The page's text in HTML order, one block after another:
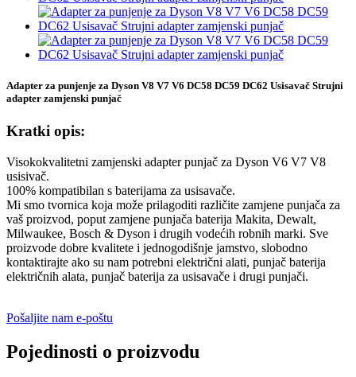
Adapter za punjenje za Dyson V8 V7 V6 DC58 DC59 DC62 Usisavač Strujni
adapter zamjenski punjač
Kratki opis:
Visokokvalitetni zamjenski adapter punjač za Dyson V6 V7 V8
usisivač.
100% kompatibilan s baterijama za usisavače.
Mi smo tvornica koja može prilagoditi različite zamjene punjača za
vaš proizvod, poput zamjene punjača baterija Makita, Dewalt,
Milwaukee, Bosch & Dyson i drugih vodećih robnih marki. Sve
proizvode dobre kvalitete i jednogodišnje jamstvo, slobodno
kontaktirajte ako su nam potrebni električni alati, punjač baterija
električnih alata, punjač baterija za usisavače i drugi punjači.
Pošaljite nam e-poštu
Pojedinosti o proizvodu